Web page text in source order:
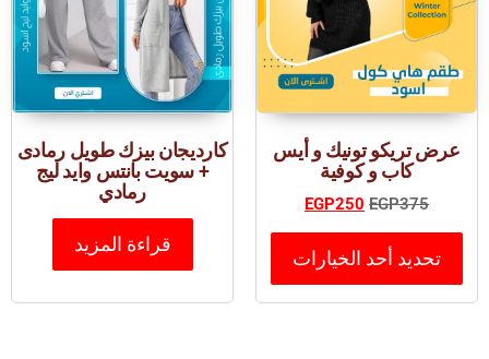
عرض تريكو تونيك و أيس
كاب و كوفية
EGP375
EGP250
تحديد أحد الخيارات
كارديجان بيزك طويل رمادى
+ سويت بانتس وايد ليج
رمادي
قراءة المزيد